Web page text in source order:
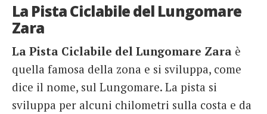
La Pista Ciclabile del Lungomare
Zara
La Pista Ciclabile del Lungomare Zara è
quella famosa della zona e si sviluppa, come
dice il nome, sul Lungomare. La pista si
sviluppa per alcuni chilometri sulla costa e da